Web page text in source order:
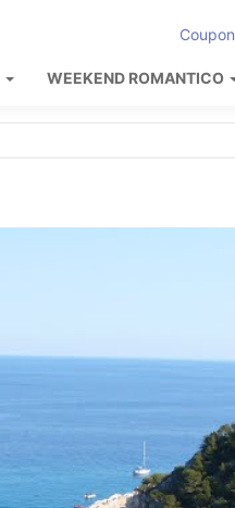
WEEKEND ROMANTICO